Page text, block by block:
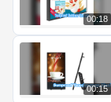
00:18
00:15